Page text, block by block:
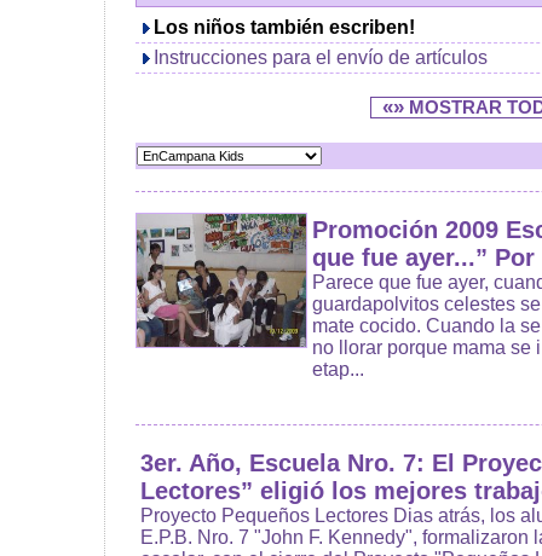
Los niños también escriben!
Instrucciones para el envío de artículos
«» MOSTRAR
Promoción 2009
que fue ayer...”
Parece que fue ayer,
guardapolvitos celestes
mate cocido. Cuando la
no llorar porque mama se
etap...
3er. Año, Escuela Nro. 7: El
Lectores” eligió los mejores
Proyecto Pequeños Lectores Dias atrás, los
E.P.B. Nro. 7 "John F. Kennedy", formalizaron